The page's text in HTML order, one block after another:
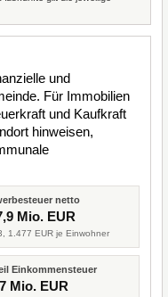
und
Für Immobilien
und Kaufkraft
hinweisen,
netto
Mio. EUR
1.477 EUR je Einwohner
Einkommensteuer
Mio. EUR